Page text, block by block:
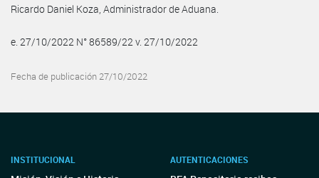
Ricardo Daniel Koza, Administrador de Aduana.
e. 27/10/2022 N° 86589/22 v. 27/10/2022
Fecha de publicación 27/10/2022
INSTITUCIONAL AUTENTICACIONES